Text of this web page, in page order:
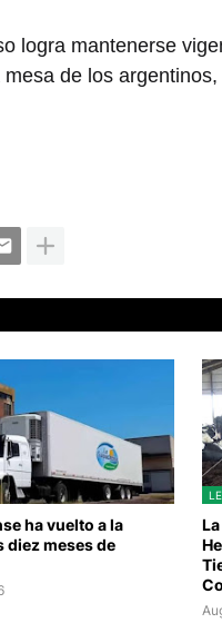
logra mantenerse
de los
ha vuelto a la
diez meses de